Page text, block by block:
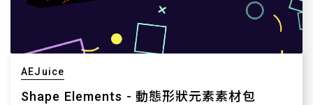
AEJuice
Shape Elements - 動態形狀元素素材包